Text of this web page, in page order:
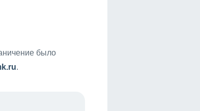
было
.